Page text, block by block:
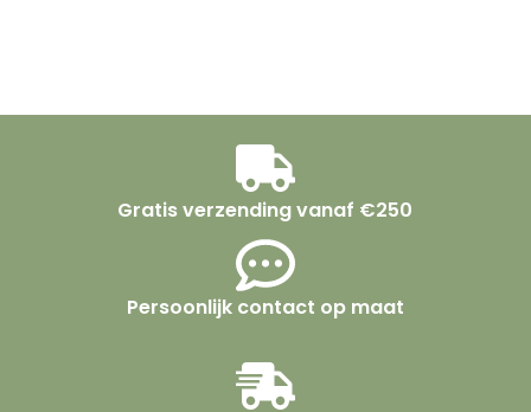
Gratis verzending vanaf €250
Persoonlijk contact op maat